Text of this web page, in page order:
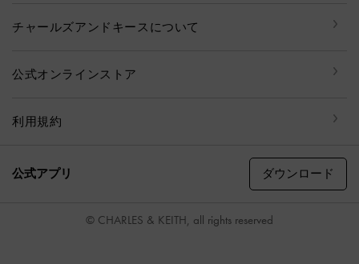
チャールズアンドキースについて
公式オンラインストア
利用規約
公式アプリ ダウンロード
© CHARLES & KEITH, all rights reserved